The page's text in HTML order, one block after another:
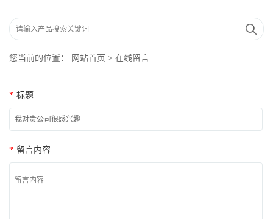
您当前的位置： 网站首页 > 在线留言
* 标题
* 留言内容